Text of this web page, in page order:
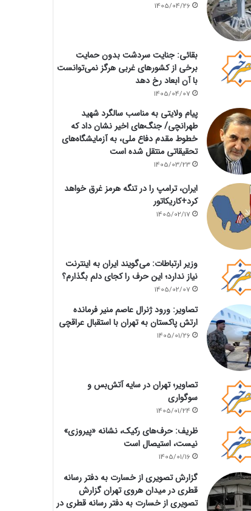
1405/04/26
بقائی: جنایت سردشت بدون حمایت
برخی از کشورهای غربی هرگز نمی‌توانست
با آن ابعاد رخ دهد
1405/04/07
پیام ولایتی به مناسب سالگرد شهید
طهرانچی/ جنگ‌های اخیر نشان داد که
خطوط مقدم دفاع ملی، به آزمایشگاه‌های
تحقیقاتی منتقل شده است
1405/03/23
ایران، ترامپ را در تنگه هرمز غرق خواهد
کرد+کاریکاتور
1405/02/17
وزیر ارتباطات: می‌گویند ایران به اینترنت
نیاز ندارد؛ این حرف را کجای دلم بگذارم؟
1405/02/07
تصاویر: ورود ژنرال عاصم منیر فرمانده
ارتش پاکستان به تهران با استقبال عراقچی
1405/01/26
تصاویر؛ تهران در سایه آتش‌بس و
سوگواری
1405/01/24
ظریف: حرف‌های رکیک، نشانه «پیروزی»
نیست، استیصال است
1405/01/16
گزارش تصویری از خسارت به دفتر رسانه
قطری در میدان هروی تهران گزارش
تصویری از خسارت به دفتر رسانه قطری در